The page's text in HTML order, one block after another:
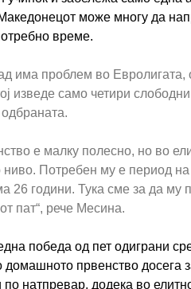
може многу да
време.
има проблем во Евролигата,
изведе само четири
е малку полесно, но во
Потребен му е период на
26 години. Тука сме за да му
пат“, рече Месина.
победа од пет одиграни
првенство досега
натпревар, додека во